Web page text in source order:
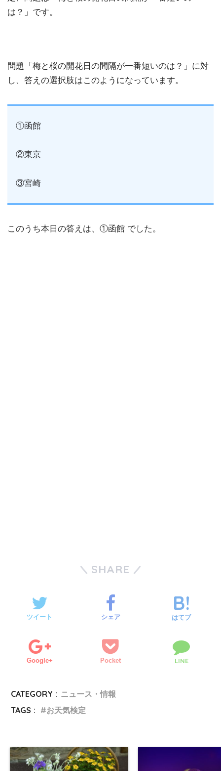
は？」です。
問題「梅と桜の開花日の間隔が一番短いのは？」に対
し、答えの選択肢はこのようになっています。
①函館
②東京
③宮崎
このうち本日の答えは、①函館 でした。
SHARE
ツイート シェア はてブ
Google+ Pocket LINE
CATEGORY : ニュース・情報
TAGS :
お天気検定